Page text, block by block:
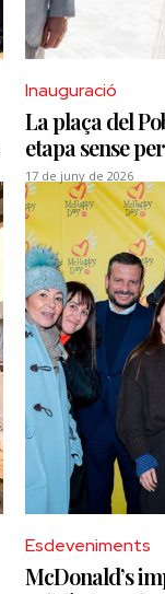
Inauguració
La plaça del
etapa sense
17 de juny de 2026
Esdeveniments
McDonald’s